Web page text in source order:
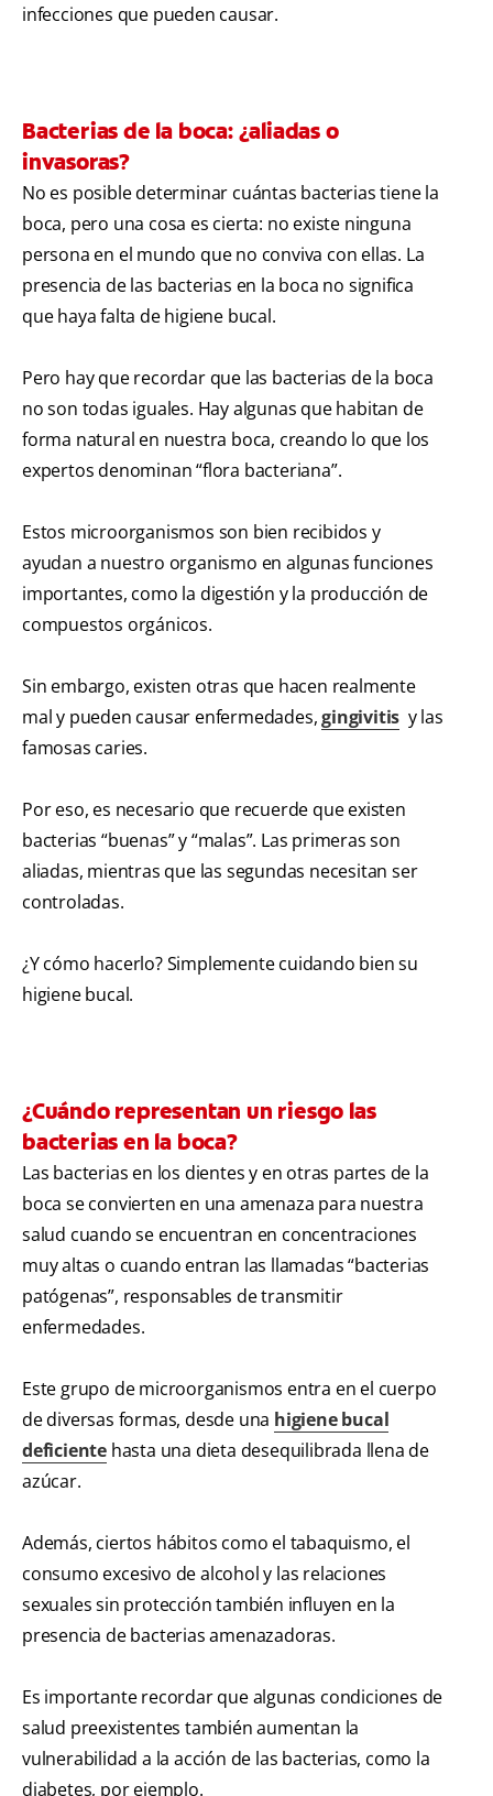
infecciones que pueden causar.
Bacterias de la boca: ¿aliadas o
invasoras?
No es posible determinar cuántas bacterias tiene la
boca, pero una cosa es cierta: no existe ninguna
persona en el mundo que no conviva con ellas. La
presencia de las bacterias en la boca no significa
que haya falta de higiene bucal.
Pero hay que recordar que las bacterias de la boca
no son todas iguales. Hay algunas que habitan de
forma natural en nuestra boca, creando lo que los
expertos denominan “flora bacteriana”.
Estos microorganismos son bien recibidos y
ayudan a nuestro organismo en algunas funciones
importantes, como la digestión y la producción de
compuestos orgánicos.
Sin embargo, existen otras que hacen realmente
mal y pueden causar enfermedades,gingivitis y las
famosas caries.
Por eso, es necesario que recuerde que existen
bacterias “buenas” y “malas”. Las primeras son
aliadas, mientras que las segundas necesitan ser
controladas.
¿Y cómo hacerlo? Simplemente cuidando bien su
higiene bucal.
¿Cuándo representan un riesgo las
bacterias en la boca?
Las bacterias en los dientes y en otras partes de la
boca se convierten en una amenaza para nuestra
salud cuando se encuentran en concentraciones
muy altas o cuando entran las llamadas “bacterias
patógenas”, responsables de transmitir
enfermedades.
Este grupo de microorganismos entra en el cuerpo
de diversas formas, desde una higiene bucal
deficiente hasta una dieta desequilibrada llena de
azúcar.
Además, ciertos hábitos como el tabaquismo, el
consumo excesivo de alcohol y las relaciones
sexuales sin protección también influyen en la
presencia de bacterias amenazadoras.
Es importante recordar que algunas condiciones de
salud preexistentes también aumentan la
vulnerabilidad a la acción de las bacterias, como la
diabetes, por ejemplo.